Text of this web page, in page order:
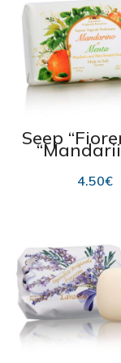
Seep
münt”
4.50€